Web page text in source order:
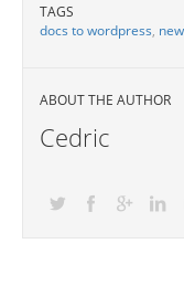
TAGS
docs to wordpress,
ABOUT THE AUTHOR
Cedric